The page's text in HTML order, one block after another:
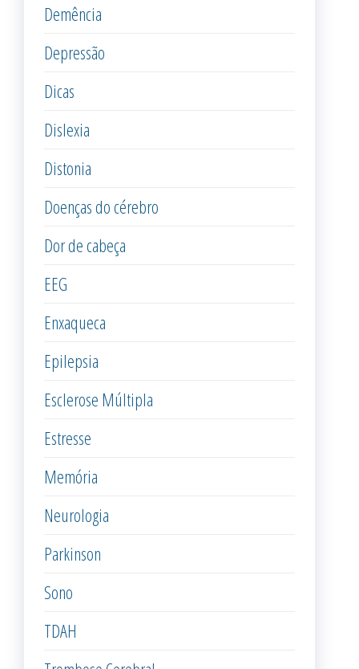
Demência
Depressão
Dicas
Dislexia
Distonia
Doenças do cérebro
Dor de cabeça
EEG
Enxaqueca
Epilepsia
Esclerose Múltipla
Estresse
Memória
Neurologia
Parkinson
Sono
TDAH